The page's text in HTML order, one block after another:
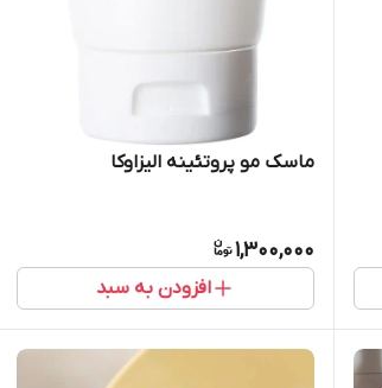
ماسک مو پروتئینه الیزاوکا
1,300,000
افزودن به سبد